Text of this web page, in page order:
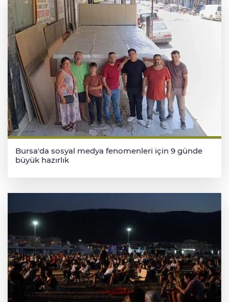
Bursa'da sosyal medya fenomenleri için 9 günde
büyük hazırlık